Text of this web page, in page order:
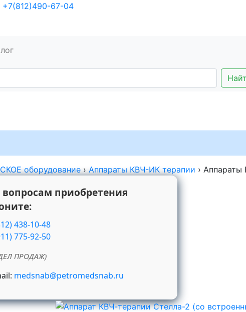
+7(812)490-67-04
оборудование ›Аппараты КВЧ-ИК терапии › Аппараты
вопросам приобретения
438-10-48
775-92-50
ПРОДАЖ)
medsnab@petromedsnab.ru